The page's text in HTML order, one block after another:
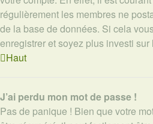
régulièrement les membres ne
de la base de données. Si cela
enregistrer et soyez plus investi sur
Haut
J’ai perdu mon mot de passe !
Pas de panique ! Bien que votre